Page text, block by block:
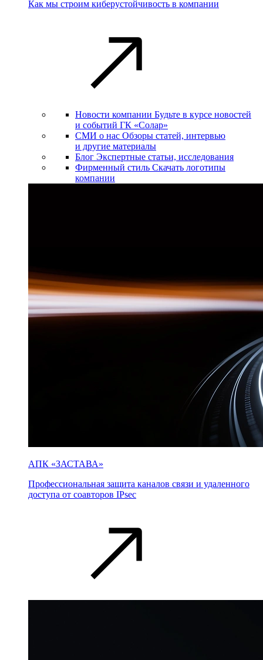
Как мы строим киберустойчивость в компании
Новости компании Будьте в курсе новостей
и событий ГК «Солар»
СМИ о нас Обзоры статей, интервью
и другие материалы
Блог Экспертные статьи, исследования
Фирменный стиль Скачать логотипы
компании
АПК «ЗАСТАВА»
Профессиональная защита каналов связи и удаленного
доступа от соавторов IPsec